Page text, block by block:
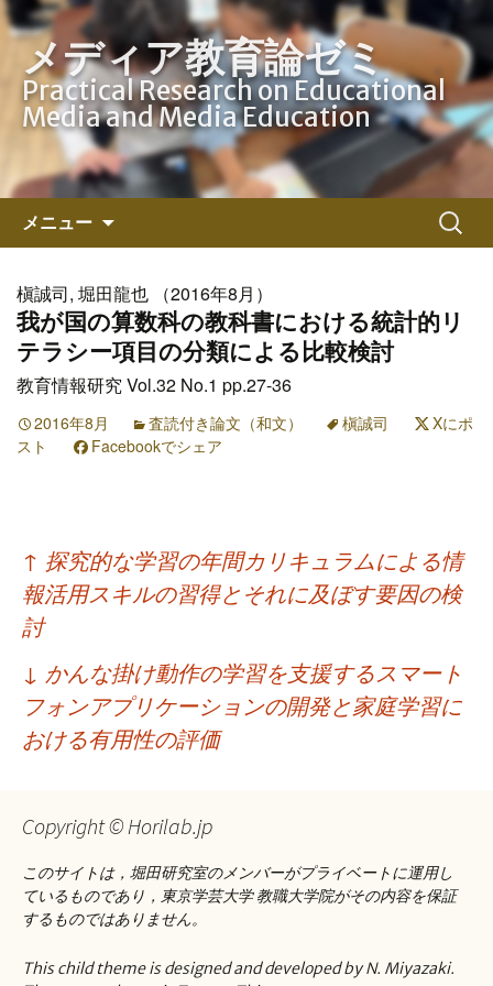
メディア教育論ゼミ
Practical Research on Educational
Media and Media Education
メニュー
ン
ツ
へ
ス
キ
プ
検
索:
槇誠司, 堀田龍也 （2016年8月）
我が国の算数科の教科書における統計的リ
テラシー項目の分類による比較検討
教育情報研究 Vol.32 No.1 pp.27-36
2016年8月 査読付き論文（和文） 槇誠司
Xにポ
スト
Facebookでシェア
投
稿
ナ
ビ
ゲ
ー
ョ
ン
↑ 探究的な学習の年間カリキュラムによる情
報活用スキルの習得とそれに及ぼす要因の検
討
↓ かんな掛け動作の学習を支援するスマート
フォンアプリケーションの開発と家庭学習に
おける有用性の評価
Copyright © Horilab.jp
このサイトは，堀田研究室のメンバーがプライベートに運用し
ているものであり，東京学芸大学 教職大学院がその内容を保証
するものではありません。
This child theme is designed and developed by N. Miyazaki.